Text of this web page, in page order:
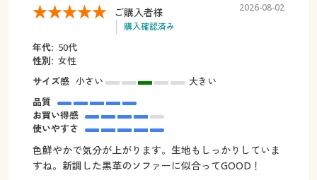
ご購入者様
購入確認済み
2026-08-02
年代: 50代
性別: 女性
サイズ感 小さい
大きい
品質
お買い得感
使いやすさ
色鮮やかで気分が上がります。生地もしっかりしていま
すね。新調した黒革のソファーに似合ってGOOD！